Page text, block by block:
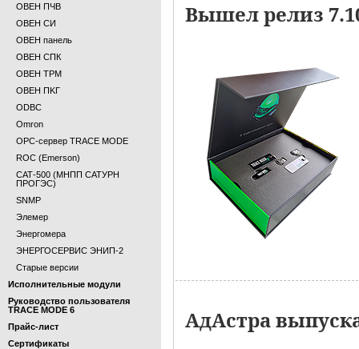
ОВЕН ПЧВ
ОВЕН СИ
ОВЕН панель
ОВЕН СПК
ОВЕН ТРМ
ОВЕН ПKГ
ODBC
Omron
OPC-сервер TRACE MODE
ROC (Emerson)
САТ-500 (МНПП САТУРН
ПРОГЭС)
SNMP
Элемер
Энергомера
ЭНЕРГОСЕРВИС ЭНИП-2
Старые версии
Исполнительные модули
Руководство пользователя
TRACE MODE 6
Прайс-лист
Cертификаты
Вышел релиз
АдАстра